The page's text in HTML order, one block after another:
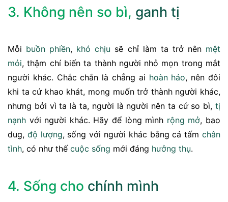
3. Không nên so bì, ganh tị
Mỗi buồn phiền, khó chịu sẽ chỉ làm ta trở nên mệt
mỏi, thậm chí biến ta thành người nhỏ mọn trong mắt
người khác. Chắc chắn là chẳng ai hoàn hảo, nên đôi
khi ta cứ khao khát, mong muốn trở thành người khác,
nhưng bởi vì ta là ta, người là người nên ta cứ so bì, tị
nạnh với người khác. Hãy để lòng mình rộng mở, bao
dug, độ lượng, sống với người khác bằng cả tấmchân
tình, có như thế cuộc sống mới đáng hưởng thụ.
4. Sống cho chính mình